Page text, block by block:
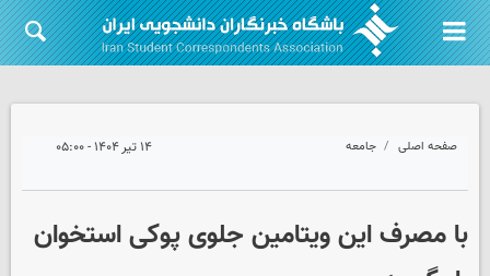
صفحه اصلی جامعه ۱۴ تیر ۱۴۰۴ - ۰۵:۰۰
با مصرف این ویتامین جلوی پوکی استخوان